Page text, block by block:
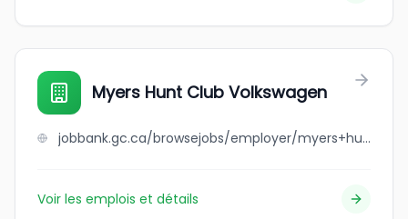
Myers Hunt Club Volkswagen
jobbank.gc.ca/browsejobs/employer/myers+hunt+club+volkswagen/ca
Voir les emplois et détails